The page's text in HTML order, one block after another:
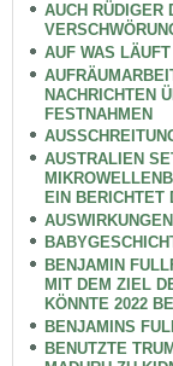
AUCH RÜDIGER
AUF WAS
NACHRICHTEN
FESTNAHMEN
AUSTRALIEN
EIN BERICHTET
BENJAMIN
MIT DEM ZIEL
KÖNNTE 2022
BENJAMINS
BENUTZTE